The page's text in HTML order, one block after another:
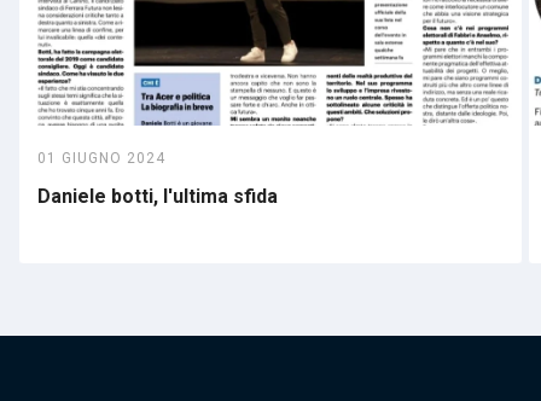
01 GIUGNO 2024
Daniele botti, l'ultima sfida